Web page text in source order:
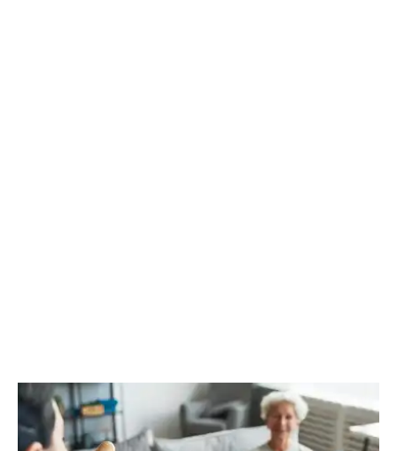
Service Services divers Aide aux courses